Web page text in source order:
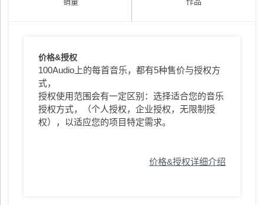
价格&授权
100Audio上的每首音乐，都有5种售价与授权方
式，
授权使用范围会有一定区别：选择适合您的音乐
授权方式，（个人授权，企业授权，无限制授
权），以适应您的项目特定需求。
价格&授权详细介绍